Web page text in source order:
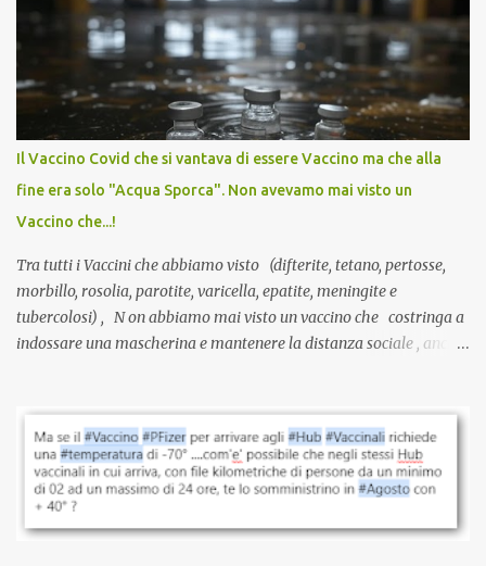
ancora il coraggio di pensare con la propria testa. Per il vaccino
anti-Covid, un pro-farmaco, con autorizzazione condizionata,
sviluppato in tempi record, con tecnologie mai utilizzate prima su
larga scala, ancora oggetto di studio e di discussione
internazionale serve solo una firma. La tua. Lo si somministra
anche a persone sane, giovani, senza fattori di rischio, spesso già
serve una prescrizione. Non c’è diagnosi. Non c’è presa in carico.
L’unico atto richiesto è una fi...
Il Vaccino Covid che si vantava di essere Vaccino ma che alla
fine era solo "Acqua Sporca". Non avevamo mai visto un
Vaccino che...!
Tra tutti i Vaccini che abbiamo visto (difterite, tetano, pertosse,
morbillo, rosolia, parotite, varicella, epatite, meningite e
tubercolosi) , N on abbiamo mai visto un vaccino che costringa a
indossare una mascherina e mantenere la distanza sociale , anche
vaccinazione. Non avevamo mai sentito parlare di ricompense,
sconti, incentivi per vaccinarsi. Non avevamo mai visto
discriminazioni per coloro che non l’hanno fatto. Se non sei stato
vaccinato, nessuno aveva prima cercato di farti sentire una
persona cattiva. Non avevamo mai visto un vaccino che minacci le